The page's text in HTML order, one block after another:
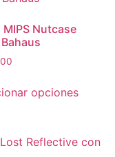
MIPS Nutcase
opciones